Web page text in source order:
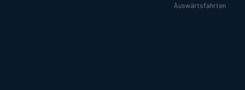
Auswärtsfahrten